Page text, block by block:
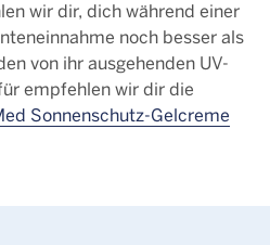
wir dir, dich während einer
noch besser als
von ihr ausgehenden UV-
empfehlen wir dir die
Sonnenschutz-Gelcreme